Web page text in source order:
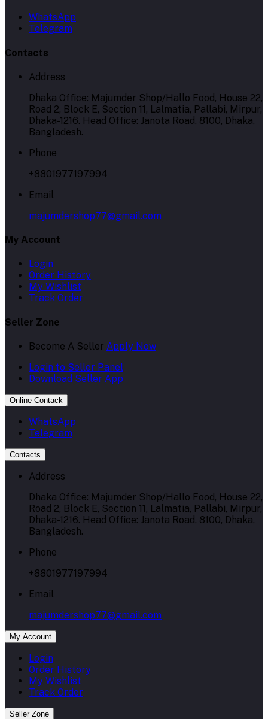
WhatsApp
Telegram
Contacts
Address
Dhaka Office: Majumder Shop/Hallo Food, House 22,
Road 2, Block E, Section 11, Lalmatia, Pallabi, Mirpur,
Dhaka-1216. Head Office: Janota Road, 8100, Dhaka,
Bangladesh.
Phone
+8801977197994
Email
majumdershop77@gmail.com
My Account
Login
Order History
My Wishlist
Track Order
Seller Zone
Become A Seller Apply Now
Login to Seller Panel
Download Seller App
Online Contack
WhatsApp
Telegram
Contacts
Address
Dhaka Office: Majumder Shop/Hallo Food, House 22,
Road 2, Block E, Section 11, Lalmatia, Pallabi, Mirpur,
Dhaka-1216. Head Office: Janota Road, 8100, Dhaka,
Bangladesh.
Phone
+8801977197994
Email
majumdershop77@gmail.com
My Account
Login
Order History
My Wishlist
Track Order
Seller Zone